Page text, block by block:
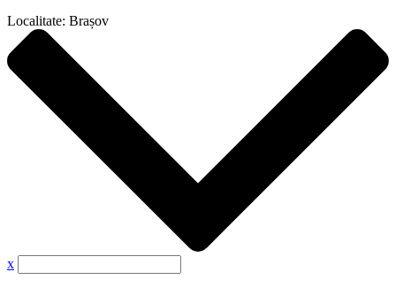
Localitate: Brașov
x